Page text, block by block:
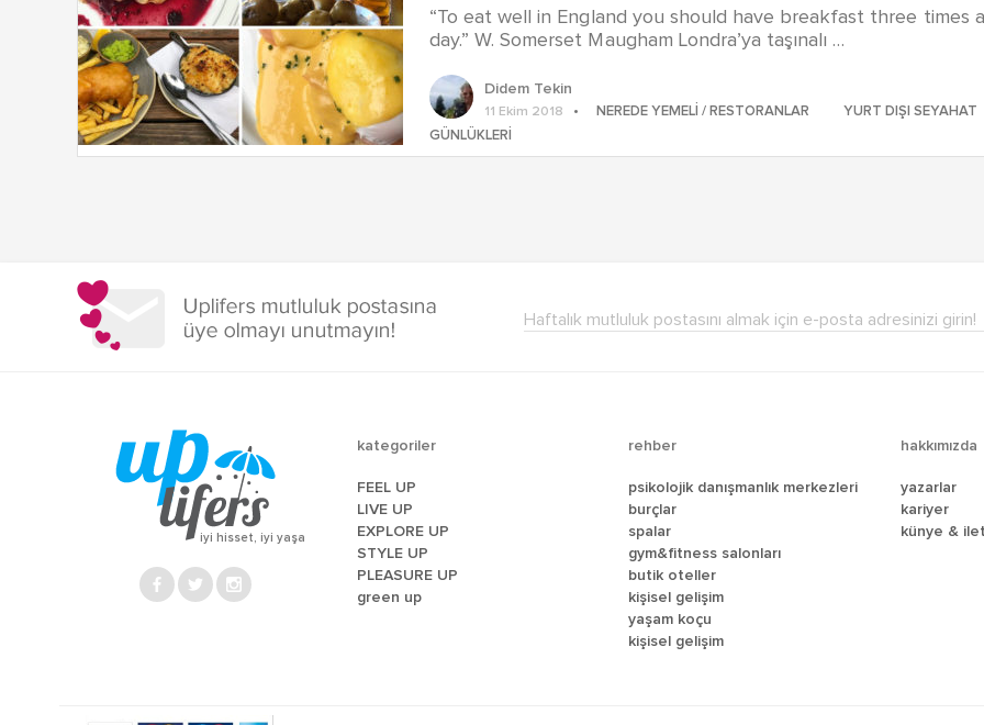
“To eat well in England you should have breakfast three times a
day.” W. Somerset Maugham Londra’ya taşınalı …
Didem Tekin
11 Ekim 2018 NEREDE YEMELI / RESTORANLAR
YURT DIŞI SEYAHAT
GÜNLÜKLERI
dolaşımı
Haftalık mutluluk postasını almak için e-posta adresinizi girin!
iyi hisset, iyi yaşa
kategoriler
FEEL UP
LIVE UP
EXPLORE UP
STYLE UP
PLEASURE UP
green up
rehber
psikolojik danışmanlık merkezleri
burçlar
spalar
gym&fitness salonları
butik oteller
kişisel gelişim
yaşam koçu
kişisel gelişim
hakkımızda
yazarlar
kariyer
künye &